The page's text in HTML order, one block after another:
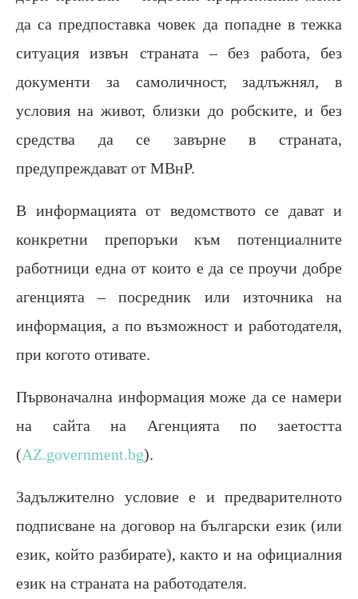
да са предпоставка човек да попадне в тежка
ситуация извън страната – без работа, без
документи за самоличност, задлъжнял, в
условия на живот, близки до робските, и без
средства да се завърне в страната,
предупреждават от МВнР.
В информацията от ведомството се дават и
конкретни препоръки към потенциалните
работници една от които е да се проучи добре
агенцията – посредник или източника на
информация, а по възможност и работодателя,
при когото отивате.
Първоначална информация може да се намери
на сайта на Агенцията по заетостта
(AZ.government.bg).
Задължително условие е и предварителното
подписване на договор на български език (или
език, който разбирате), както и на официалния
език на страната на работодателя.